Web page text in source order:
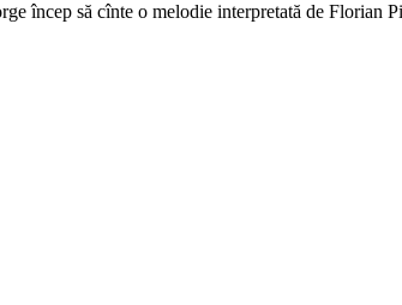
încep să cînte o melodie interpretată de Florian